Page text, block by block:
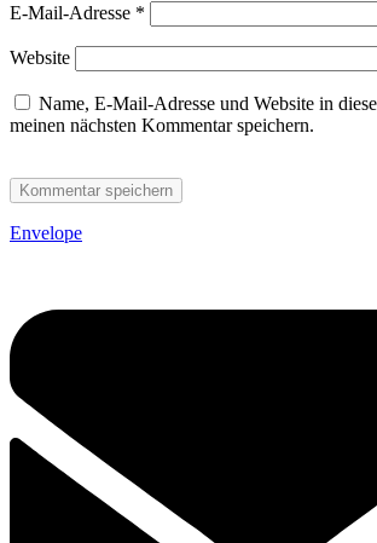
E-Mail-Adresse *
Website
Name, E-Mail-Adresse und Website in
meinen nächsten Kommentar speichern.
Envelope